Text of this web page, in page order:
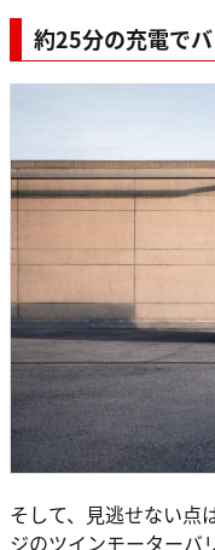
約25分の充電で
そして、見逃せない点
ジのツインモーターバ